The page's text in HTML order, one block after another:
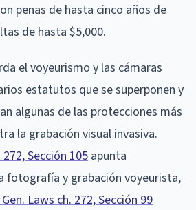
penas de hasta cinco años de
de hasta $5,000.
el voyeurismo y las cámaras
estatutos que se superponen y
algunas de las protecciones más
la grabación visual invasiva.
Sección 105 apunta
fotografía y grabación voyeurista,
Laws ch. 272, Sección 99